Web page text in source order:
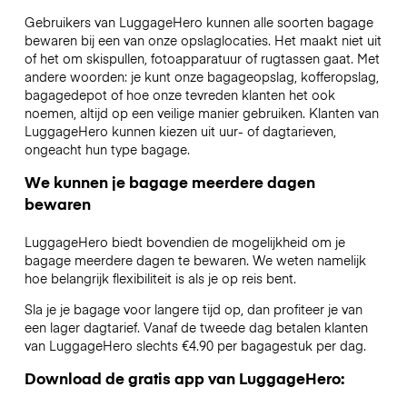
Gebruikers van LuggageHero kunnen alle soorten bagage
bewaren bij een van onze opslaglocaties. Het maakt niet uit
of het om skispullen, fotoapparatuur of rugtassen gaat. Met
andere woorden: je kunt onze bagageopslag, kofferopslag,
bagagedepot of hoe onze tevreden klanten het ook
noemen, altijd op een veilige manier gebruiken. Klanten van
LuggageHero kunnen kiezen uit uur- of dagtarieven,
ongeacht hun type bagage.
We kunnen je bagage meerdere dagen
bewaren
LuggageHero biedt bovendien de mogelijkheid om je
bagage meerdere dagen te bewaren. We weten namelijk
hoe belangrijk flexibiliteit is als je op reis bent.
Sla je je bagage voor langere tijd op, dan profiteer je van
een lager dagtarief. Vanaf de tweede dag betalen klanten
van LuggageHero slechts €4.90 per bagagestuk per dag.
Download de gratis app van LuggageHero: